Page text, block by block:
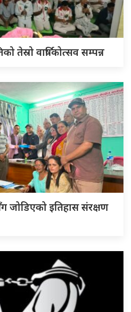
तेस्रो वार्षिकोत्सव सम्पन्न
जोडिएको इतिहास संरक्षण